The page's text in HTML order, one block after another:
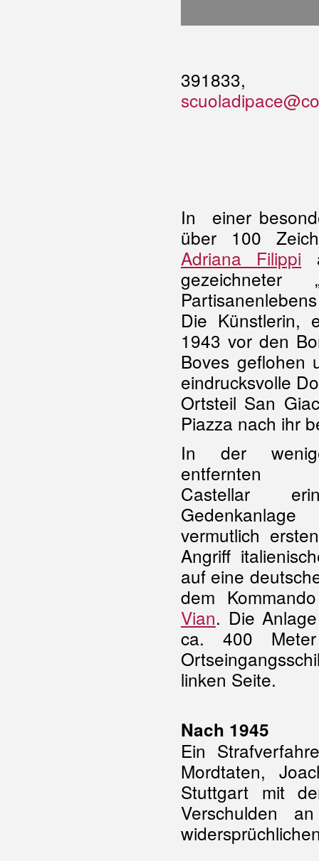
391833,
In einer
über 100
Adriana Filippi
gezeichneter
Die Künstlerin,
1943 vor den
Boves geflohen
eindrucksvolle
Ortsteil San
Piazza nach ihr
In der
entfernten
Castellar
vermutlich
Angriff
auf eine
dem
Vian. Die
ca. 400
linken Seite.
Nach 1945
Ein
Mordtaten,
Stuttgart mit
Verschulden